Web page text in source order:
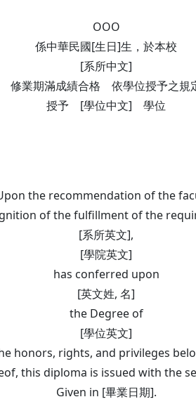
OOO
係中華民國[生日]生，於本校
[系所中文]
修業期滿成績合格 依學位授予之規
授予 [學位中文] 學位
the recommendation of the
of the fulfillment of the
[系所英文],
[學院英文]
has conferred upon
[英文姓, 名]
the Degree of
[學位英文]
honors, rights, and privileges
this diploma is issued with the
Given in [畢業日期].